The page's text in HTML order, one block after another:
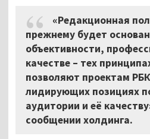
«Редакционная
прежнему будет
объективности,
качестве – тех
позволяют проектам
лидирующих позициях
аудитории и её
сообщении холдинга.